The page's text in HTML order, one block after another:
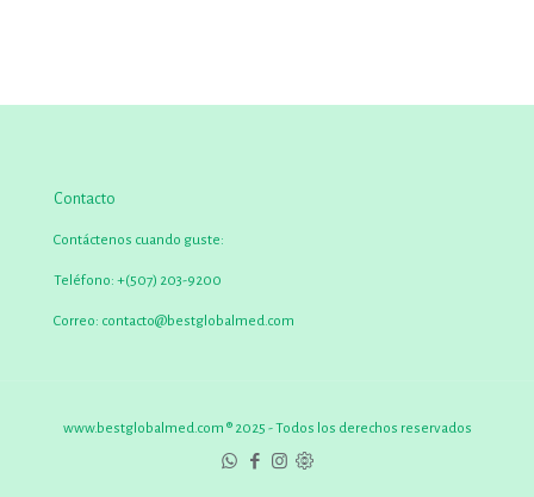
Contacto
Contáctenos cuando guste:
Teléfono: +(507) 203-9200
Correo: contacto@bestglobalmed.com
www.bestglobalmed.com ® 2025 - Todos los derechos reservados